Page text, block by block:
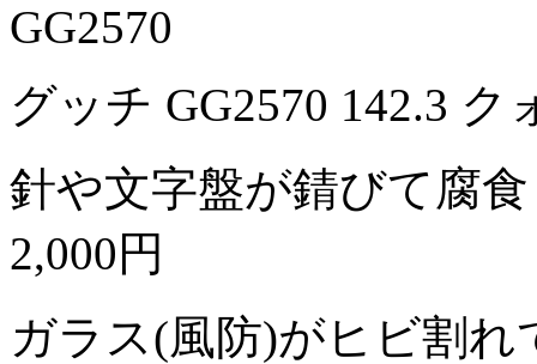
GG2570
グッチ GG2570 142.3
針や文字盤が錆びて腐
2,000円
ガラス(風防)がヒビ割